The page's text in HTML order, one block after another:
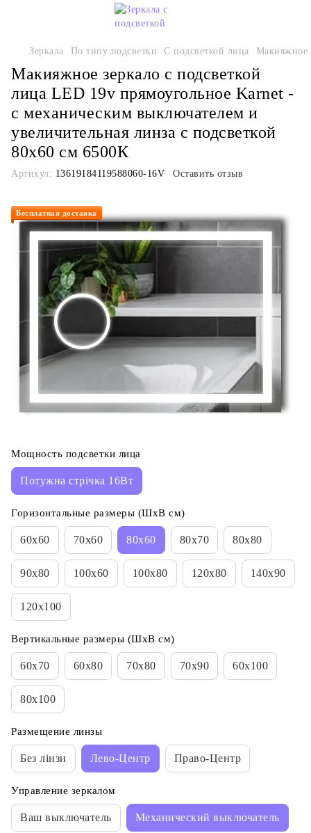
Зеркала По типу подсветки С подсветкой лица Макияжное
Макияжное зеркало с подсветкой
лица LED 19v прямоугольное Karnet -
с механическим выключателем и
увеличительная линза с подсветкой
80х60 см 6500К
Артикул: 13619184119588060-16V Оставить отзыв
Бесплатная доставка
Мощность подсветки лица
Потужна стрічка 16Вт
Горизонтальные размеры (ШхВ см)
60х60 70х60 80х60 80х70 80x80
90х80 100х60 100х80 120х80 140х90
120х100
Вертикальные размеры (ШхВ см)
60х70 60х80 70х80 70х90 60х100
80х100
Размещение линзы
Без лінзи Лево-Центр Право-Центр
Управление зеркалом
Ваш выключатель Механический выключатель